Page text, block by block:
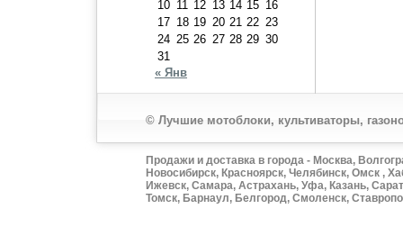
10 11 12 13 14 15 16
17 18 19 20 21 22 23
24 25 26 27 28 29 30
31
« Янв
© Лучшие мотоблоки, культиваторы,
Продажи и доставка в города - Москва,
Новосибирск, Красноярск, Челябинск, Омск ,
Ижевск, Самара, Астрахань, Уфа, Казань,
Томск, Барнаул, Белгород, Смоленск,